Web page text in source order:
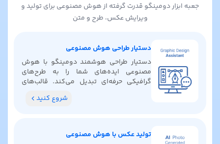
جعبه ابزار دومینگو قدرت گرفته از هوش مصنوعی برای تولید و
ویرایش عکس، طرح و متن
دستیار طراحی هوش مصنوعی
دستیار طراحی هوشمند دومینگو با هوش
مصنوعی ایده‌های شما را به طرح‌های
گرافیکی حرفه‌ای تبدیل می‌کند. قالب‌های
شروع کنید
تولید عکس با هوش مصنوعی